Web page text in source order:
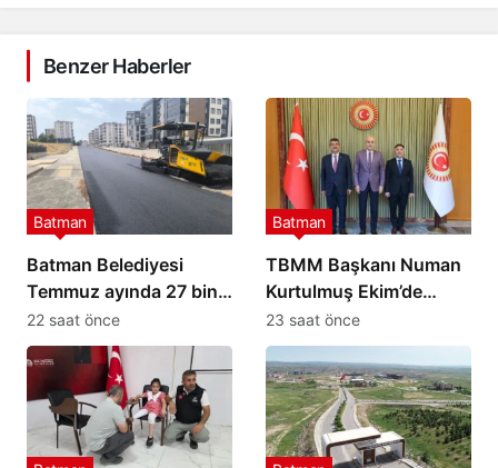
Benzer Haberler
Batman Belediyesi
Temmuz ayında 27 bin
ton asfalt serdi
Batman
22 saat önce
TBMM Başkanı Numan
Kurtulmuş Ekim’de
Batman’a geliyor
Batman
23 saat önce